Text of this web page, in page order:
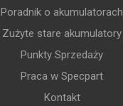
Poradnik o akumulatorach
Zużyte stare akumulatory
Punkty Sprzedaży
Praca w Specpart
Kontakt